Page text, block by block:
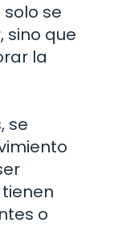
se
sino que
la
se
o